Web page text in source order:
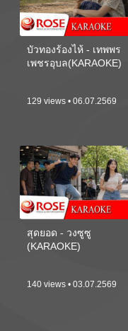
บัวทองร้องไห้ - เทพพร
เพชรอุบล(KARAOKE)
129 views • 06.07.2569
สุดยอด - วงซูซู
(KARAOKE)
140 views • 03.07.2569